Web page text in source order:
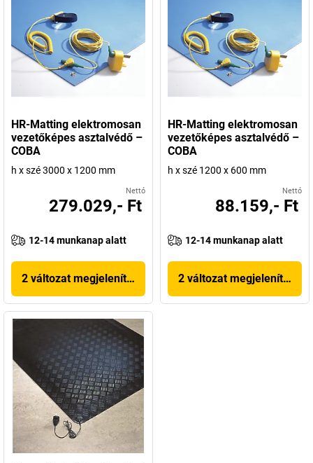
HR-Matting elektromosan
vezetőképes asztalvédő –
COBA
h x szé 3000 x 1200 mm
Nettó
279.029,- Ft
12-14 munkanap alatt
2 változat megjelenítése
HR-Matting elektromosan
vezetőképes asztalvédő –
COBA
h x szé 1200 x 600 mm
Nettó
88.159,- Ft
12-14 munkanap alatt
2 változat megjelenítése